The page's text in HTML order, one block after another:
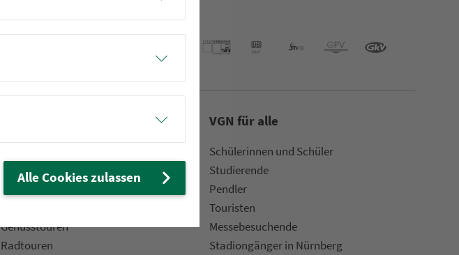
Partner im VGN
Bonusziele
Genusstouren
Radtouren
VGN für alle
Schülerinnen und Schüler
Stu­die­rende
Pendler
Touristen
Mes­se­be­suchende
Sta­di­on­gän­ger in Nürn­berg
Alle Cookies zulassen